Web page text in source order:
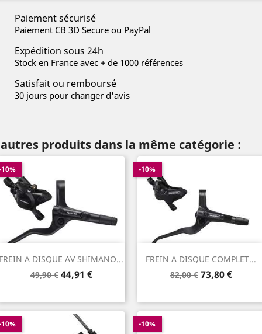
Paiement sécurisé
Paiement CB 3D Secure ou PayPal
Expédition sous 24h
Stock en France avec + de 1000 références
Satisfait ou remboursé
30 jours pour changer d'avis
produits dans la même catégorie :
A DISQUE AV SHIMANO...
Prix
49,90 € Prix
44,91 €
FREIN A DISQUE COMPLET...
Prix
82,00 €
-10%
Prix
73,80 €
-10%